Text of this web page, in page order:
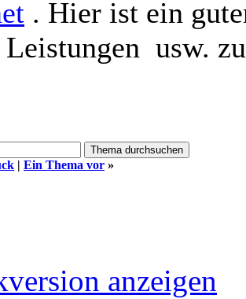
. Hier ist ein
usw.
| Ein Thema vor »
anzeigen